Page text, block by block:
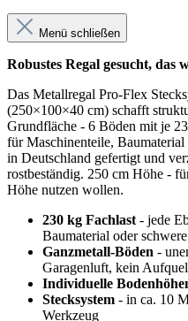
Menü schließen
Robustes Regal gesucht, das
Das Metallregal Pro-Flex
(250×100×40 cm) schafft
Grundfläche - 6 Böden mit je
für Maschinenteile,
in Deutschland gefertigt und
rostbeständig. 250 cm Höhe -
Höhe nutzen wollen.
230 kg Fachlast- jede
Baumaterial oder
Ganzmetall-Böden -
Garagenluft, kein
Individuelle
Stecksystem - in ca. 10
Werkzeug